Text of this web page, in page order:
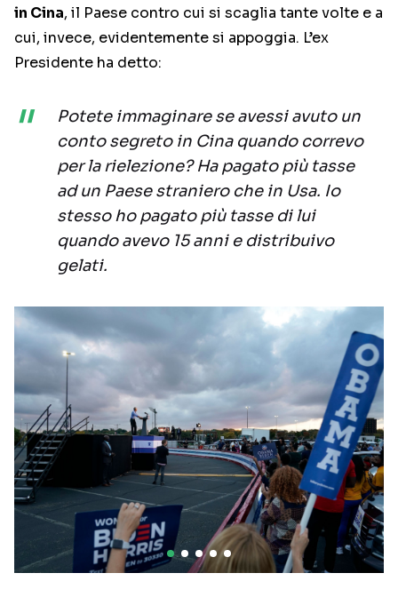
in Cina, il Paese contro cui si scaglia tante volte e a
cui, invece, evidentemente si appoggia. L’ex
Presidente ha detto:
Potete immaginare se avessi avuto un
conto segreto in Cina quando correvo
per la rielezione? Ha pagato più tasse
ad un Paese straniero che in Usa. Io
stesso ho pagato più tasse di lui
quando avevo 15 anni e distribuivo
gelati.